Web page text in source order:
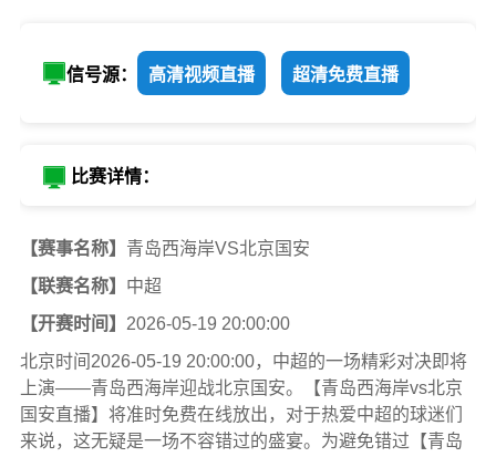
信号源： 高清视频直播 超清免费直播
比赛详情：
【赛事名称】 青岛西海岸VS北京国安
【联赛名称】 中超
【开赛时间】 2026-05-19 20:00:00
北京时间2026-05-19 20:00:00，中超的一场精彩对决即将
上演——青岛西海岸迎战北京国安。【青岛西海岸vs北京
国安直播】将准时免费在线放出，对于热爱中超的球迷们
来说，这无疑是一场不容错过的盛宴。为避免错过【青岛